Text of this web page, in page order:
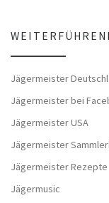
Jägermeister
Jägermeister bei
Jägermeister USA
Jägermeister
Jägermeister Rezepte
Jägermusic